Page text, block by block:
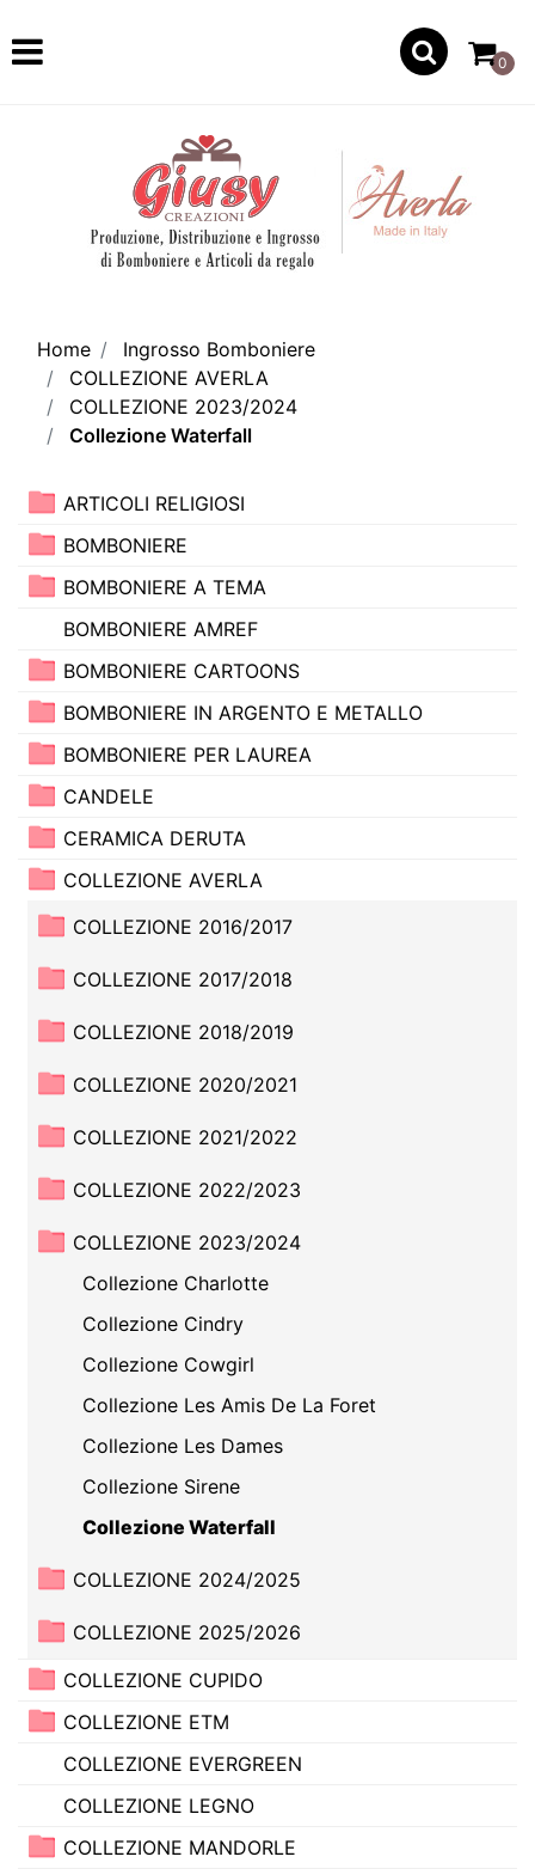
Open
0
Home
Ingrosso Bomboniere
COLLEZIONE AVERLA
COLLEZIONE 2023/2024
Collezione Waterfall
ARTICOLI RELIGIOSI
BOMBONIERE
BOMBONIERE A TEMA
BOMBONIERE AMREF
BOMBONIERE CARTOONS
BOMBONIERE IN ARGENTO E METALLO
BOMBONIERE PER LAUREA
CANDELE
CERAMICA DERUTA
COLLEZIONE AVERLA
COLLEZIONE 2016/2017
COLLEZIONE 2017/2018
COLLEZIONE 2018/2019
COLLEZIONE 2020/2021
COLLEZIONE 2021/2022
COLLEZIONE 2022/2023
COLLEZIONE 2023/2024
Collezione Charlotte
Collezione Cindry
Collezione Cowgirl
Collezione Les Amis De La Foret
Collezione Les Dames
Collezione Sirene
Collezione Waterfall
COLLEZIONE 2024/2025
COLLEZIONE 2025/2026
COLLEZIONE CUPIDO
COLLEZIONE ETM
COLLEZIONE EVERGREEN
COLLEZIONE LEGNO
COLLEZIONE MANDORLE